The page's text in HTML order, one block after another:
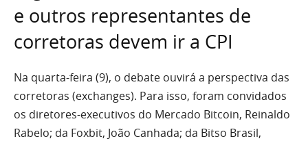
e outros representantes de
corretoras devem ir a CPI
Na quarta-feira (9), o debate ouvirá a perspectiva das
corretoras (exchanges). Para isso, foram convidados
os diretores-executivos do Mercado Bitcoin, Reinaldo
Rabelo; da Foxbit, João Canhada; da Bitso Brasil,